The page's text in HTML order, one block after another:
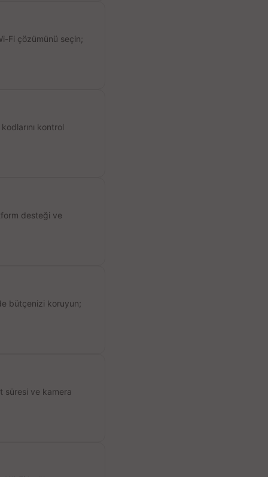
Fi çözümünü seçin;
kontrol
desteği ve
bütçenizi koruyun;
süresi ve kamera